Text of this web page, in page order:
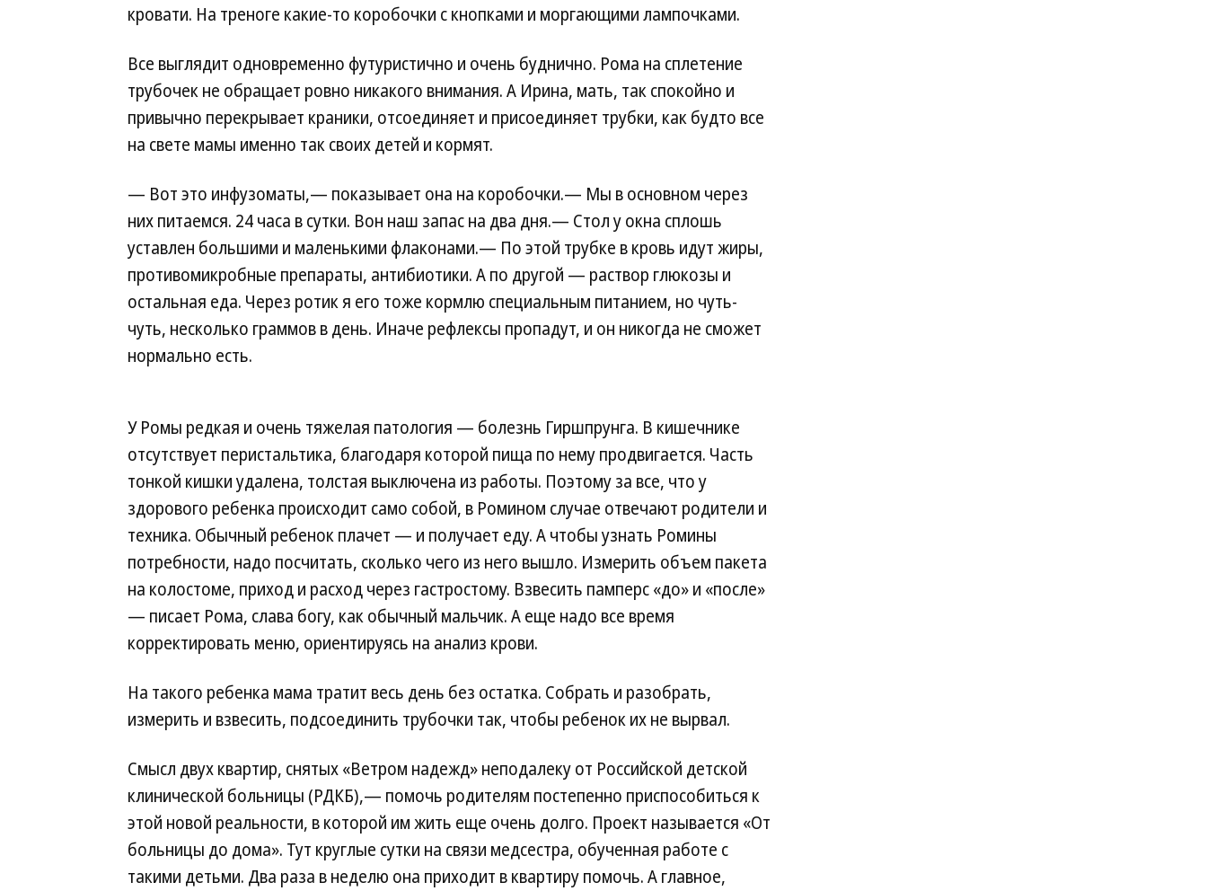
кровати. На треноге какие-то коробочки с кнопками и моргающими лампочками.
Все выглядит одновременно футуристично и очень буднично. Рома на сплетение
трубочек не обращает ровно никакого внимания. А Ирина, мать, так спокойно и
привычно перекрывает краники, отсоединяет и присоединяет трубки, как будто все
на свете мамы именно так своих детей и кормят.
— Вот это инфузоматы,— показывает она на коробочки.— Мы в основном через
них питаемся. 24 часа в сутки. Вон наш запас на два дня.— Стол у окна сплошь
уставлен большими и маленькими флаконами.— По этой трубке в кровь идут жиры,
противомикробные препараты, антибиотики. А по другой — раствор глюкозы и
остальная еда. Через ротик я его тоже кормлю специальным питанием, но чуть-
чуть, несколько граммов в день. Иначе рефлексы пропадут, и он никогда не сможет
нормально есть.
У Ромы редкая и очень тяжелая патология — болезнь Гиршпрунга. В кишечнике
отсутствует перистальтика, благодаря которой пища по нему продвигается. Часть
тонкой кишки удалена, толстая выключена из работы. Поэтому за все, что у
здорового ребенка происходит само собой, в Ромином случае отвечают родители и
техника. Обычный ребенок плачет — и получает еду. А чтобы узнать Ромины
потребности, надо посчитать, сколько чего из него вышло. Измерить объем пакета
на колостоме, приход и расход через гастростому. Взвесить памперс «до» и «после»
— писает Рома, слава богу, как обычный мальчик. А еще надо все время
корректировать меню, ориентируясь на анализ крови.
На такого ребенка мама тратит весь день без остатка. Собрать и разобрать,
измерить и взвесить, подсоединить трубочки так, чтобы ребенок их не вырвал.
Смысл двух квартир, снятых «Ветром надежд» неподалеку от Российской детской
клинической больницы (РДКБ),— помочь родителям постепенно приспособиться к
этой новой реальности, в которой им жить еще очень долго. Проект называется «От
больницы до дома». Тут круглые сутки на связи медсестра, обученная работе с
такими детьми. Два раза в неделю она приходит в квартиру помочь. А главное,